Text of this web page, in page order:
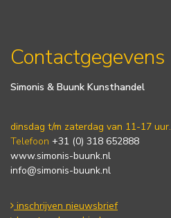
Contactgegevens
Simonis & Buunk Kunsthandel
dinsdag t/m zaterdag van 11-17 uur.
Telefoon +31 (0) 318 652888
www.simonis-buunk.nl
info@simonis-buunk.nl
inschrijven nieuwsbrief